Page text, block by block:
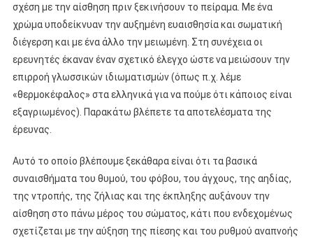
σχέση με την αίσθηση πριν ξεκινήσουν το πείραμα. Με ένα
χρώμα υποδείκνυαν την αυξημένη ευαισθησία και σωματική
διέγερση και με ένα άλλο την μειωμένη. Στη συνέχεια οι
ερευνητές έκαναν έναν σχετικό έλεγχο ώστε να μειώσουν την
επιρροή γλωσσικών ιδιωματισμών (όπως π.χ. λέμε
«θερμοκέφαλος» στα ελληνικά για να πούμε ότι κάποιος είναι
εξαγριωμένος). Παρακάτω βλέπετε τα αποτελέσματα της
έρευνας.
Αυτό το οποίο βλέπουμε ξεκάθαρα είναι ότι τα βασικά
συναισθήματα του θυμού, του φόβου, του άγχους, της αηδίας,
της ντροπής, της ζήλιας και της έκπληξης αυξάνουν την
αίσθηση στο πάνω μέρος του σώματος, κάτι που ενδεχομένως
σχετίζεται με την αύξηση της πίεσης και του ρυθμού αναπνοής